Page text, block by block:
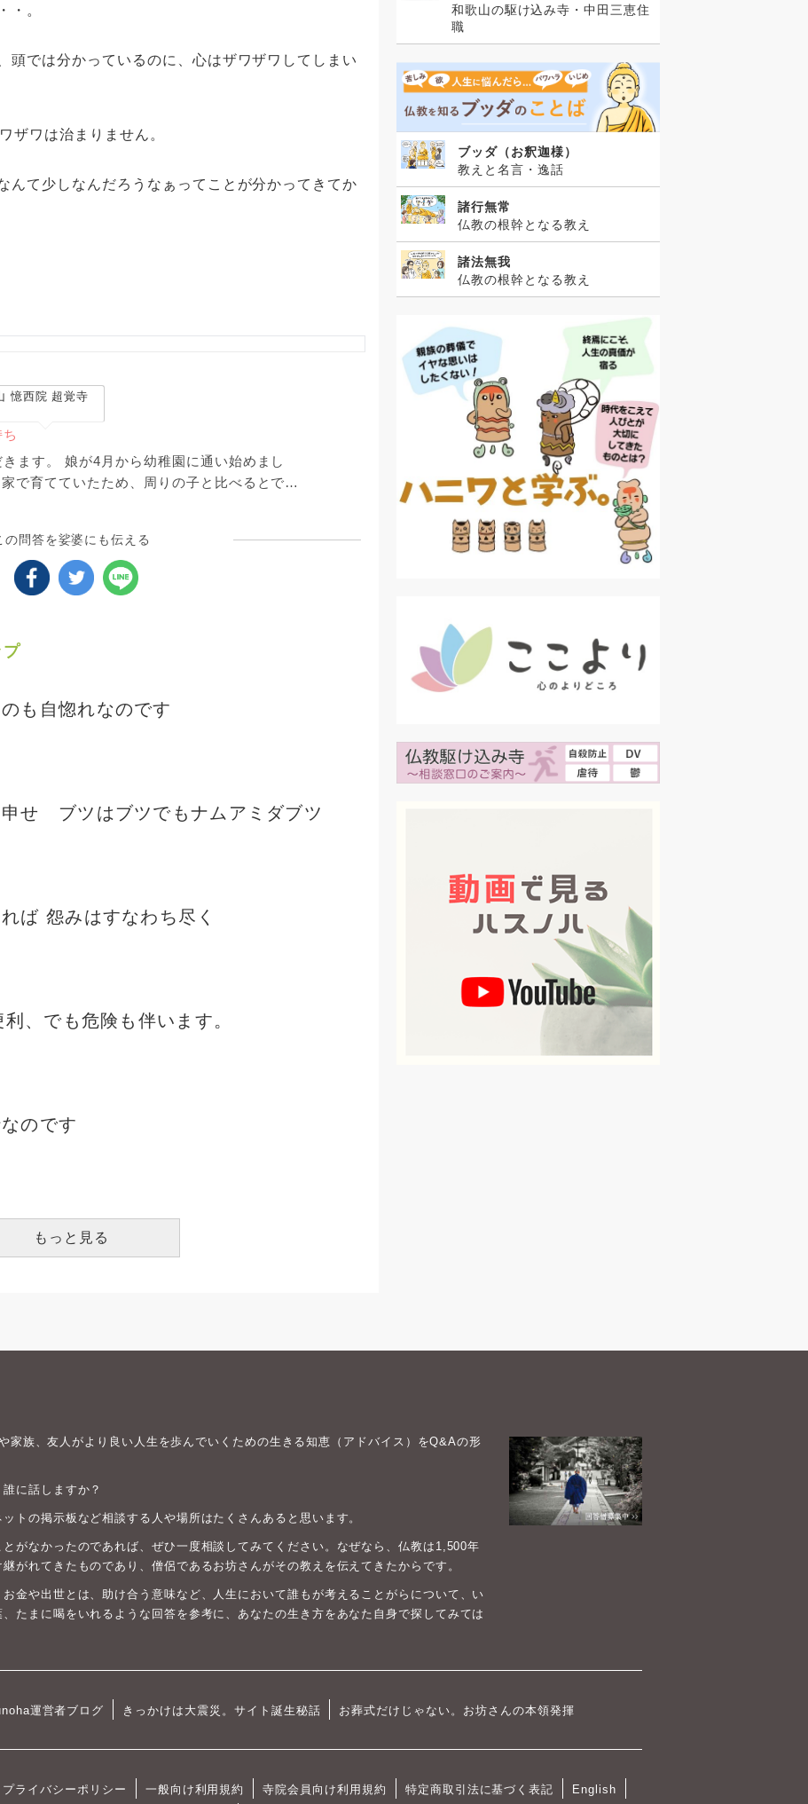
・。
頭では分かっているのに、心はザワザワしてしまい
ザワは治まりません。
んて少しなんだろうなぁってことが分かってきてか
憶西院 超覚寺
ます。 娘が4月から幼稚園に通い始めまし
で育てていたため、周りの子と比べるとでき
…と落ち込んでしまいます。 もちろん先
、子どものペースに合わせてくれるので、考え
、度々、ダメな母親だと落ち込んでしまい、暗
良いのかわからなくなってしまいました。
の問答を娑婆にも伝える
プ
も自惚れなのです
せ ブツはブツでもナムアミダブツ
ば 怨みはすなわち尽く
、でも危険も伴います。
のです
もっと見る
和歌山の駆け込み寺・中田三恵住
職
ブッダ（お釈迦様）
教えと名言・逸話
諸行無常
仏教の根幹となる教え
諸法無我
仏教の根幹となる教え
家族、友人がより良い人生を歩んでいくための生きる知恵（アドバイス）をQ&Aの形
に話しますか？
トの掲示板など相談する人や場所はたくさんあると思います。
がなかったのであれば、ぜひ一度相談してみてください。なぜなら、仏教は1,500年
がれてきたものであり、僧侶であるお坊さんがその教えを伝えてきたからです。
金や出世とは、助け合う意味など、人生において誰もが考えることがらについて、い
たまに喝をいれるような回答を参考に、あなたの生き方をあなた自身で探してみては
運営者ブログ きっかけは大震災。サイト誕生秘話 お葬式だけじゃない。お坊さんの本領発揮
プライバシーポリシー 一般向け利用規約 寺院会員向け利用規約 特定商取引法に基づく表記 English